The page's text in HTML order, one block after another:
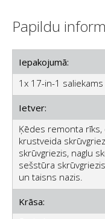
Papildu
Iepakojumā:
1x 17-in-1
Ietver:
Ķēdes remonta rīks,
krustveida
skrūvgriezis, naglu
sešstūra
un taisns nazis.
Krāsa: